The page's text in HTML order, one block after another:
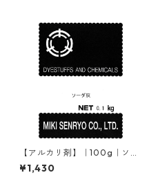
【アルカリ剤】｜100g｜ソー
ダ灰（炭酸ナトリウム）
¥1,430